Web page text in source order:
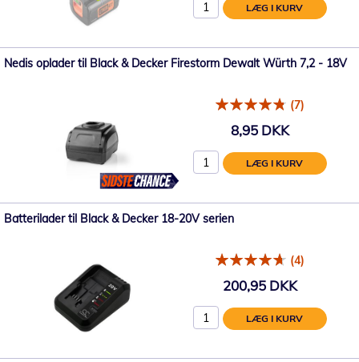
LÆG I KURV
Nedis oplader til Black & Decker Firestorm Dewalt Würth 7,2 - 18V
(7)
8,95 DKK
LÆG I KURV
Batterilader til Black & Decker 18-20V serien
(4)
200,95 DKK
LÆG I KURV